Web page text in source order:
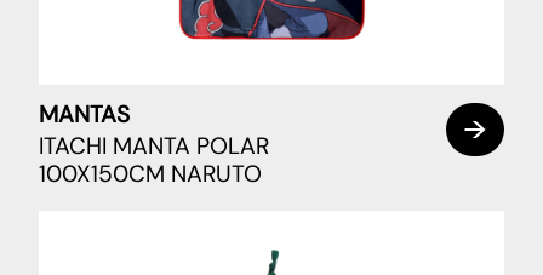
MANTAS
ITACHI MANTA POLAR
100X150CM NARUTO